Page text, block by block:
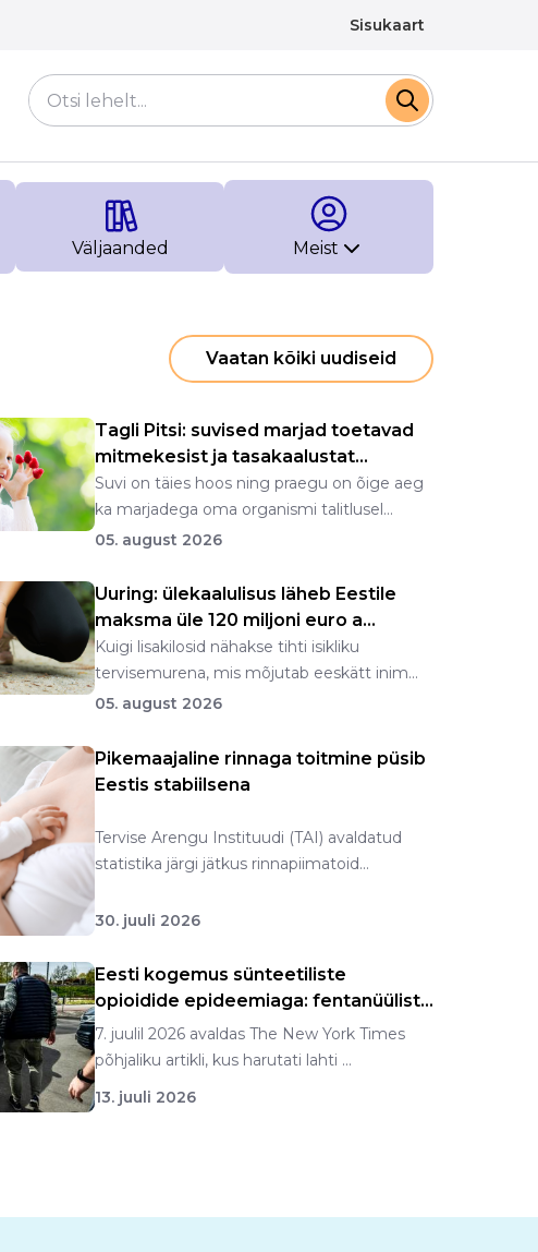
Sisukaart
Väljaanded Meist
Vaatan kõiki uudiseid
Tagli Pitsi: suvised marjad toetavad
mitmekesist ja tasakaalustat...
Suvi on täies hoos ning praegu on õige aeg
ka marjadega oma organismi talitlusel...
05. august 2026
Uuring: ülekaalulisus läheb Eestile
maksma üle 120 miljoni euro a...
Kuigi lisakilosid nähakse tihti isikliku
tervisemurena, mis mõjutab eeskätt inim...
05. august 2026
Pikemaajaline rinnaga toitmine püsib
Eestis stabiilsena
Tervise Arengu Instituudi (TAI) avaldatud
statistika järgi jätkus rinnapiimatoid...
30. juuli 2026
Eesti kogemus sünteetiliste
opioidide epideemiaga: fentanüülist
n...
7. juulil 2026 avaldas The New York Times
põhjaliku artikli, kus harutati lahti ...
13. juuli 2026